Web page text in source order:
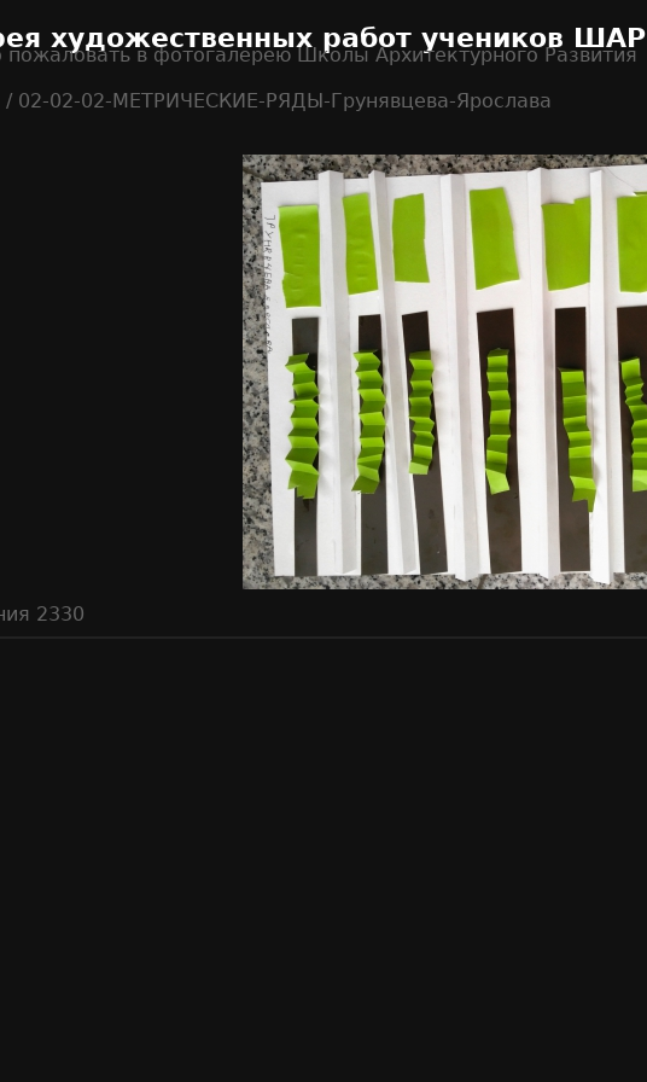
художественных работ учеников ШАР
пожаловать в фотогалерею Школы Архитектурного Развития
/ 02-02-02-МЕТРИЧЕСКИЕ-РЯДЫ-Грунявцева-Ярослава
2330